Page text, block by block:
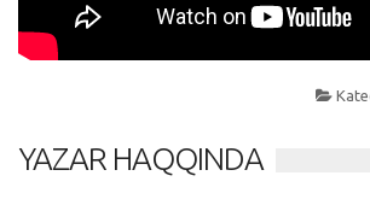
YAZAR HAQQINDA